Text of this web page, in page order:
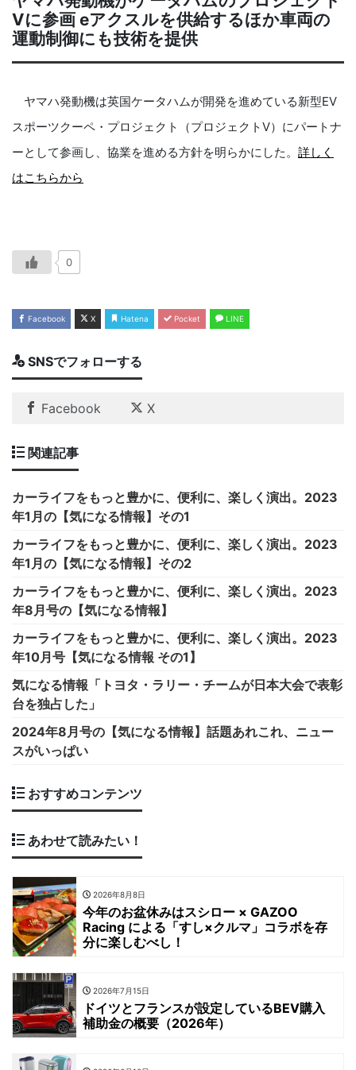
Vに参画 eアクスルを供給するほか車両の
運動制御にも技術を提供
ヤマハ発動機は英国ケータハムが開発を進めている新型EV
スポーツクーペ・プロジェクト（プロジェクトV）にパートナ
ーとして参画し、協業を進める方針を明らかにした。 詳しく
はこちらから
0
Facebook X Hatena Pocket LINE
SNSでフォローする
Facebook X
関連記事
カーライフをもっと豊かに、便利に、楽しく演出。2023
年1月の【気になる情報】その1
カーライフをもっと豊かに、便利に、楽しく演出。2023
年1月の【気になる情報】その2
カーライフをもっと豊かに、便利に、楽しく演出。2023
年8月号の【気になる情報】
カーライフをもっと豊かに、便利に、楽しく演出。2023
年10月号【気になる情報 その1】
気になる情報「トヨタ・ラリー・チームが日本大会で表彰
台を独占した」
2024年8月号の【気になる情報】話題あれこれ、ニュー
スがいっぱい
おすすめコンテンツ
あわせて読みたい！
2026年8月8日
今年のお盆休みはスシロー × GAZOO
Racing による「すし×クルマ」コラボを存
分に楽しむべし！
2026年7月15日
ドイツとフランスが設定しているBEV購入
補助金の概要（2026年）